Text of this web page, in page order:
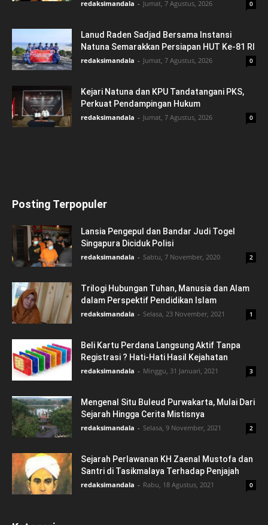
redaksimandala - Jumat, 7 Agustus, 2026 0
Lanud Raden Sadjad Bersama Instansi
Natuna Semarakkan Persiapan HUT Ke-81 RI
redaksimandala - Jumat, 7 Agustus, 2026 0
Kejari Natuna dan KPU Tandatangani PKS,
Perkuat Pendampingan Hukum
redaksimandala - Jumat, 7 Agustus, 2026 0
Posting Terpopuler
Lansia Pengepul dan Bandar Judi Togel
Singapura Diciduk Polisi
redaksimandala - Sabtu, 7 November, 2020 2
Trilogi Hubungan Tuhan, Manusia dan Alam
dalam Perspektif Pendidikan Islam
redaksimandala - Selasa, 23 November, 2021 1
Beli Kartu Perdana Langsung Aktif Tanpa
Registrasi ? Hati-Hati Hasil Kejahatan
redaksimandala - Minggu, 31 Januari, 2021 3
Mengenal Situ Buleud Purwakarta, Mulai Dari
Sejarah Hingga Cerita Mistisnya
redaksimandala - Selasa, 9 November, 2021 2
Sejarah Perlawanan KH Zaenal Mustofa dan
Santri di Tasikmalaya Terhadap Penjajah
redaksimandala - Rabu, 18 Agustus, 2021 0